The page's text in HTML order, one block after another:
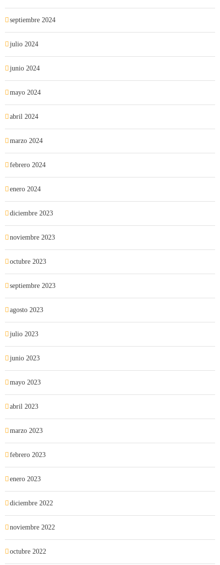
septiembre 2024
julio 2024
junio 2024
mayo 2024
abril 2024
marzo 2024
febrero 2024
enero 2024
diciembre 2023
noviembre 2023
octubre 2023
septiembre 2023
agosto 2023
julio 2023
junio 2023
mayo 2023
abril 2023
marzo 2023
febrero 2023
enero 2023
diciembre 2022
noviembre 2022
octubre 2022